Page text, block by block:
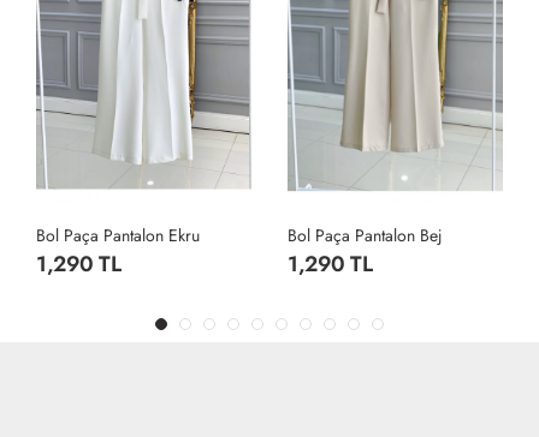
Bol Paça Pantalon Ekru
1,290 TL
Bol Paça Pantalon Bej
1,290 TL